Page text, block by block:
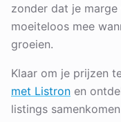
zonder dat je
moeiteloos mee
groeien.
Klaar om je prijzen
met Listron en
listings